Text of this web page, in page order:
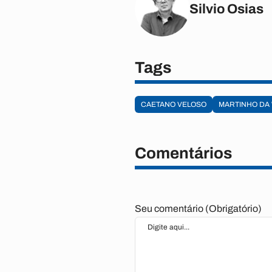
Silvio Osias
Tags
CAETANO VELOSO MARTINHO DA
Comentários
Seu comentário (Obrigatório)